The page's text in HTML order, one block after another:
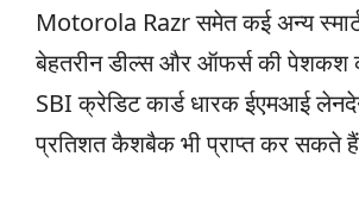
Motorola Razr समेत कई अन्य
बेहतरीन डील्स और ऑफर्स की पेशकश
SBI क्रेडिट कार्ड धारक ईएमआई
प्रतिशत कैशबैक भी प्राप्त कर सकते